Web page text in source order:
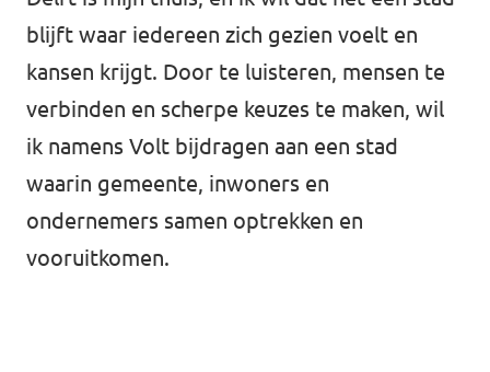
blijft waar iedereen zich gezien voelt en
kansen krijgt. Door te luisteren, mensen te
verbinden en scherpe keuzes te maken, wil
ik namens Volt bijdragen aan een stad
waarin gemeente, inwoners en
ondernemers samen optrekken en
vooruitkomen.